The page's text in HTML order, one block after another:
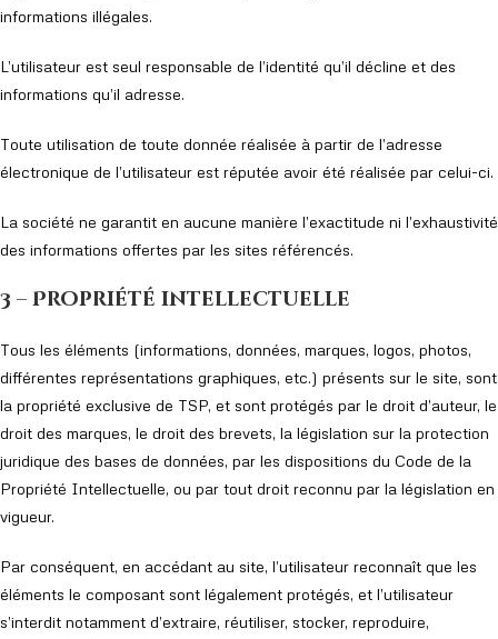
informations illégales.
L’utilisateur est seul responsable de l’identité qu’il décline et des
informations qu’il adresse.
Toute utilisation de toute donnée réalisée à partir de l’adresse
électronique de l’utilisateur est réputée avoir été réalisée par celui-ci.
La société ne garantit en aucune manière l’exactitude ni l’exhaustivité
des informations offertes par les sites référencés.
3 – Propriété intellectuelle
Tous les éléments (informations, données, marques, logos, photos,
différentes représentations graphiques, etc.) présents sur le site, sont
la propriété exclusive de TSP, et sont protégés par le droit d’auteur, le
droit des marques, le droit des brevets, la législation sur la protection
juridique des bases de données, par les dispositions du Code de la
Propriété Intellectuelle, ou par tout droit reconnu par la législation en
vigueur.
Par conséquent, en accédant au site, l’utilisateur reconnaît que les
éléments le composant sont légalement protégés, et l’utilisateur
s’interdit notamment d’extraire, réutiliser, stocker, reproduire,